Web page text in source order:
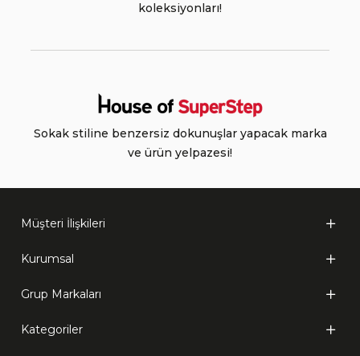
koleksiyonları!
Sokak stiline benzersiz dokunuşlar yapacak marka
ve ürün yelpazesi!
Müşteri İlişkileri
Kurumsal
Grup Markaları
Kategoriler